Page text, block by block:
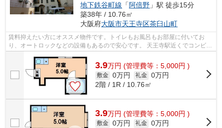
地下鉄谷町線 「阿倍野 」駅 徒歩15分
築38年 / 10.76㎡
大阪府大阪市天王寺区茶臼山町
賃料抑えたい方にオススメ物件です。トイレもお風呂もお部屋に付いてお
り、オートロックなどの設備もあるので安心です。 天王寺駅近くでコンビニ
などもすぐ近くなので買い物なども便...
3.9万円 (管理費等：5,000円 )
敷金 0万円 礼金 0万円
2階 / 1R / 10.76㎡
3.9万円 (管理費等：5,000円 )
敷金 0万円 礼金 0万円